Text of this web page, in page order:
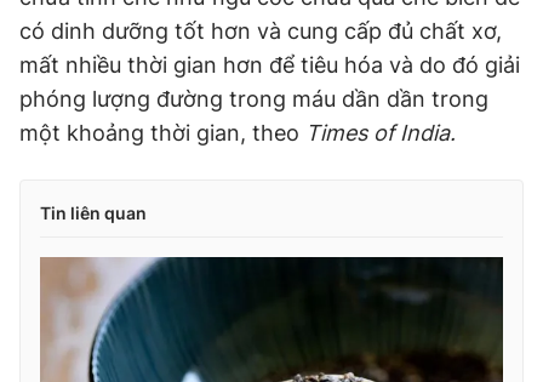
có dinh dưỡng tốt hơn và cung cấp đủ chất xơ,
mất nhiều thời gian hơn để tiêu hóa và do đó giải
phóng lượng đường trong máu dần dần trong
một khoảng thời gian, theo Times of India.
Tin liên quan